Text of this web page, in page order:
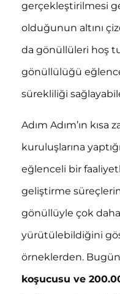
gerçekleştirilmesi
olduğunun altını
da gönüllüleri hoş
gönüllülüğü
sürekliliği
Adım Adım’ın
kuruluşlarına
eğlenceli bir
geliştirme
gönüllüyle çok
yürütülebildiğini
örneklerden. Bugün
koşucusu ve